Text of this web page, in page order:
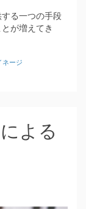
る一つの手段
が増えてき
ネージ
よる